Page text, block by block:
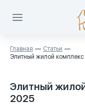
Главная
Статьи
Элитный жилой
Элитный
2025